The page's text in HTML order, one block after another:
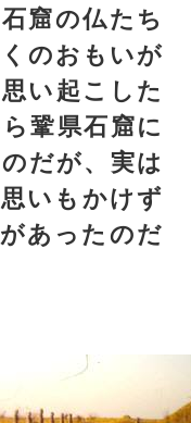
窟の仏たち
のおもいが
い起こした
鞏県石窟に
だが、実は
いもかけず
あったのだ